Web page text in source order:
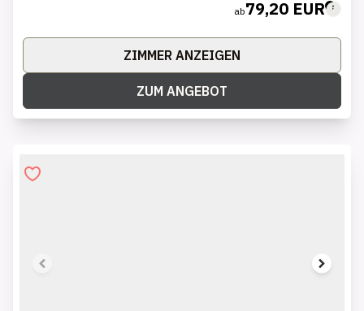
ab79,20 EUR
ZIMMER ANZEIGEN
ZUM ANGEBOT